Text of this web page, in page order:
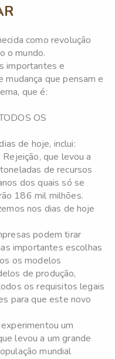
como revolução
o mundo.
importantes e
que pensam e
que é:
OS
de hoje, inclui:
que levou a
de recursos
dos quais só se
186 mil milhões.
nos dias de hoje
podem tirar
importantes escolhas
os modelos
de produção,
os requisitos legais
para que este novo
um
levou a um grande
mundial